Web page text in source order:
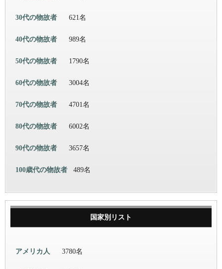
30代の物故者 621名
40代の物故者 989名
50代の物故者 1790名
60代の物故者 3004名
70代の物故者 4701名
80代の物故者 6002名
90代の物故者 3657名
100歳代の物故者 489名
国家別リスト
アメリカ人 3780名